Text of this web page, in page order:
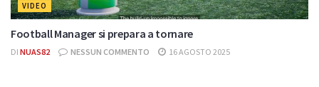
VIDEO
Football Manager si prepara a tornare
DI NUAS82 NESSUN COMMENTO 16 AGOSTO 2025